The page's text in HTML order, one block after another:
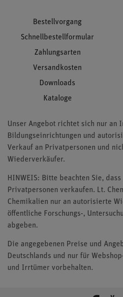
Bestellvorgang
Schnellbestellformular
Zahlungsarten
Versandkosten
Downloads
Kataloge
Unser Angebot richtet sich nur an
Bildungseinrichtungen und
Verkauf an Privatpersonen und
Wiederverkäufer.
HINWEIS: Bitte beachten Sie,
Privatpersonen verkaufen. Lt.
Chemikalien nur an autorisierte
öffentliche Forschungs-,
abgeben.
Die angegebenen Preise und
Deutschlands und nur für
und Irrtümer vorbehalten.